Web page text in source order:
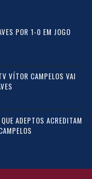
POR 1-0 EM JOGO
VÍTOR CAMPELOS VAI
ADEPTOS ACREDITAM